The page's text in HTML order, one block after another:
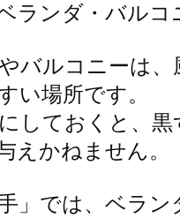
ランダ・バルコ
バルコニーは
い場所です。
しておくと、
えかねません。
手」では、ベラ